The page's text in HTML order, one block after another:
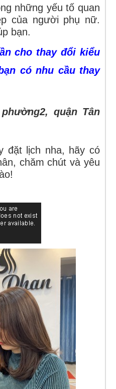
những yếu tố quan
của người phụ nữ.
bạn.
cho thay đổi kiểu
có nhu cầu thay
quận Tân
đặt lịch nha, hãy có
chăm chút và yêu